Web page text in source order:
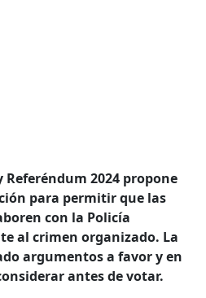
Referéndum 2024 propone
para permitir que las
con la Policía
al crimen organizado. La
argumentos a favor y en
antes de votar.